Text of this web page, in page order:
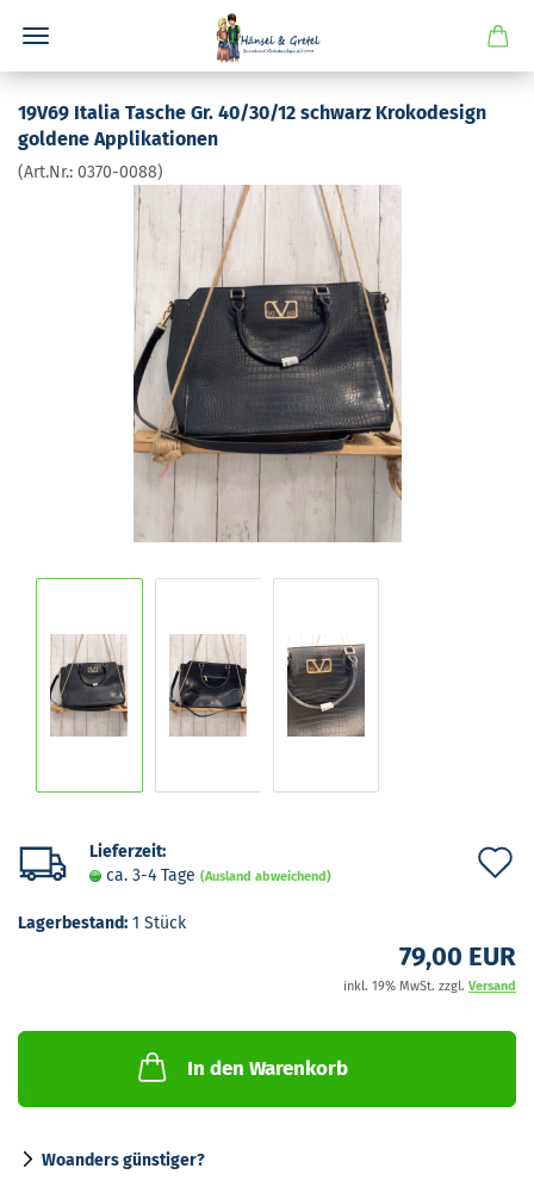
19V69 Ita­lia Ta­sche Gr. 40/30/12 schwarz Kro­ko­de­sign
gol­de­ne Ap­pli­ka­tio­nen
(Art.Nr.: 0370-​0088)
Lieferzeit:
ca. 3-4 Tage (Ausland abweichend)
Lagerbestand: 1 Stück
79,00 EUR
inkl. 19% MwSt. zzgl. Versand
In den Warenkorb
Woanders günstiger?